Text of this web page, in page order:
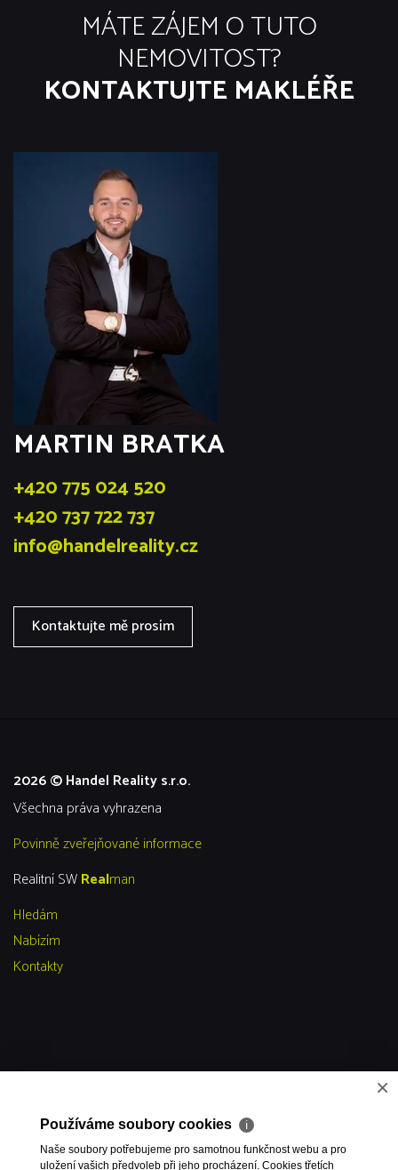
MÁTE ZÁJEM O TUTO
NEMOVITOST?
KONTAKTUJTE MAKLÉŘE
MARTIN BRATKA
+420 775 024 520
+420 737 722 737
info@handelreality.cz
Kontaktujte mě prosím
2026 © Handel Reality s.r.o.
všechna práva vyhrazena
Povinně zveřejňované informace
Realitní SWRealman
Hledám
Nabízím
Kontakty
×
Používáme soubory cookies ℹ
Naše soubory potřebujeme pro samotnou funkčnost webu a pro
uložení vašich předvoleb při jeho procházení. Cookies třetích